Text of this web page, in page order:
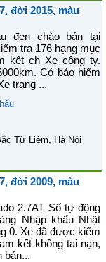
đời 2015, màu
đen chào bán tại
tra 176 hạng mục
kết ch Xe công ty.
Có bảo hiểm
trang ...
Từ Liêm, Hà Nội
đời 2009, màu
2.7AT Số tự động
Nhập khẩu Nhật
0. Xe đã được kiểm
kết không tai nạn,
bản...